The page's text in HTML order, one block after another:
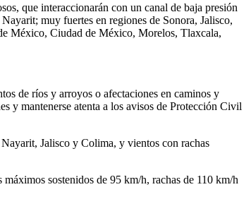
que interaccionarán con un canal de baja presión
muy fuertes en regiones de Sonora, Jalisco,
México, Ciudad de México, Morelos, Tlaxcala,
de ríos y arroyos o afectaciones en caminos y
y mantenerse atenta a los avisos de Protección Civil
Jalisco y Colima, y vientos con rachas
sostenidos de 95 km/h, rachas de 110 km/h